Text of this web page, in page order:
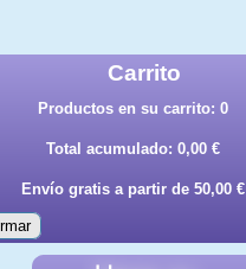
Carrito
Productos en su carrito: 0
Total acumulado: 0,00 €
Envío gratis a partir de 50,00 €